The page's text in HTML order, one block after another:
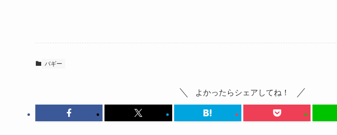
バギー
よかったらシェアしてね！